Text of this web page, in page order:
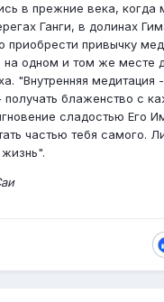
в прежние века, когда
Ганги, в долинах
приобрести привычку
одном и том же месте
"Внутренняя медитация
блаженство с
сладостью Его
частью тебя самого.